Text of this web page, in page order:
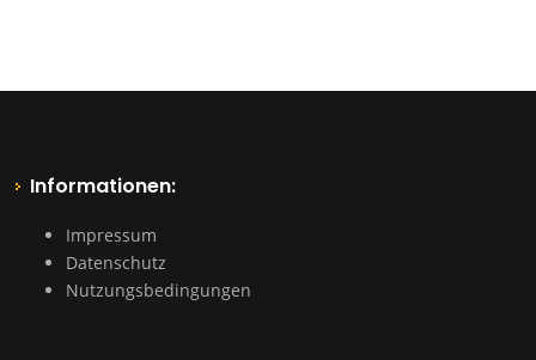
Informationen:
Impressum
Datenschutz
Nutzungsbedingungen